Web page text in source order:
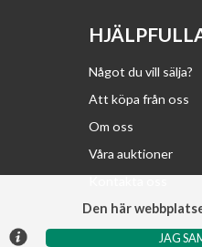
Något du vill sälja?
Att köpa från oss
Om oss
Våra auktioner
© Argonova
Den här
JAG